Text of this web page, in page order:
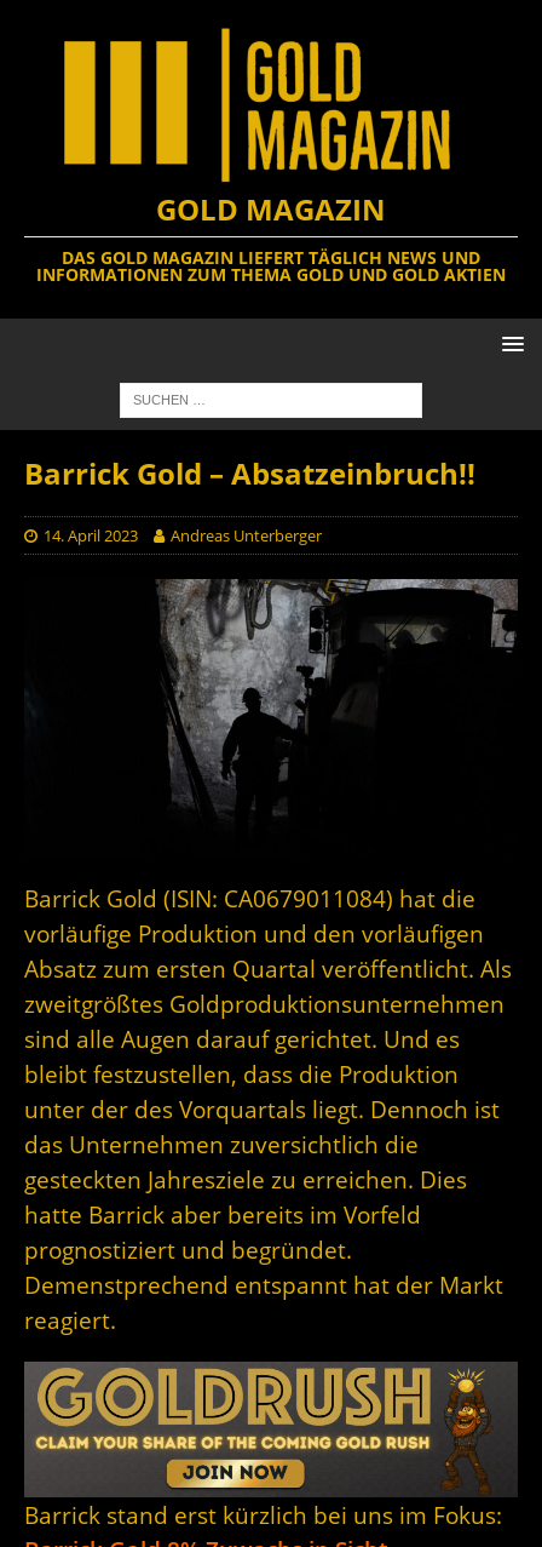
GOLD MAGAZIN
DAS GOLD MAGAZIN LIEFERT TÄGLICH NEWS UND
INFORMATIONEN ZUM THEMA GOLD UND GOLD AKTIEN
Barrick Gold – Absatzeinbruch!!
14. April 2023 Andreas Unterberger
Barrick Gold (ISIN: CA0679011084) hat die
vorläufige Produktion und den vorläufigen
Absatz zum ersten Quartal veröffentlicht. Als
zweitgrößtes Goldproduktionsunternehmen
sind alle Augen darauf gerichtet. Und es
bleibt festzustellen, dass die Produktion
unter der des Vorquartals liegt. Dennoch ist
das Unternehmen zuversichtlich die
gesteckten Jahresziele zu erreichen. Dies
hatte Barrick aber bereits im Vorfeld
prognostiziert und begründet.
Demenstprechend entspannt hat der Markt
reagiert.
Barrick stand erst kürzlich bei uns im Fokus: